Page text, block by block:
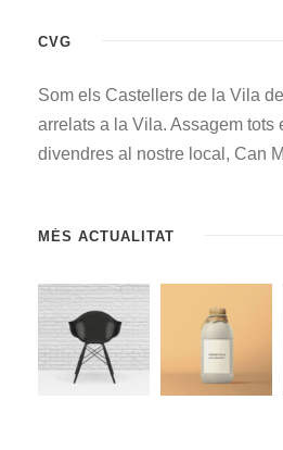
CVG
Som els Castellers de la Vila
arrelats a la Vila. Assagem tots
divendres al nostre local, Can
MÉS ACTUALITAT